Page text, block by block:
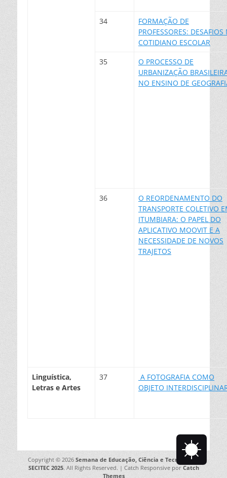
34
FORMAÇÃO DE
PROFESSORES: DESAFIOS
COTIDIANO ESCOLAR
35
O PROCESSO DE
URBANIZAÇÃO
NO ENSINO DE
36
O REORDENAMENTO DO
TRANSPORTE COLETIVO
ITUMBIARA: O PAPEL DO
APLICATIVO MOOVIT E A
NECESSIDADE DE NOVOS
TRAJETOS
Linguística,
Letras e Artes
37
A FOTOGRAFIA COMO
OBJETO
Copyright © 2026 Semana de Educação, Ciência e Tecnologia –
SECITEC 2025. All Rights Reserved. | Catch Responsive por Catch
Themes